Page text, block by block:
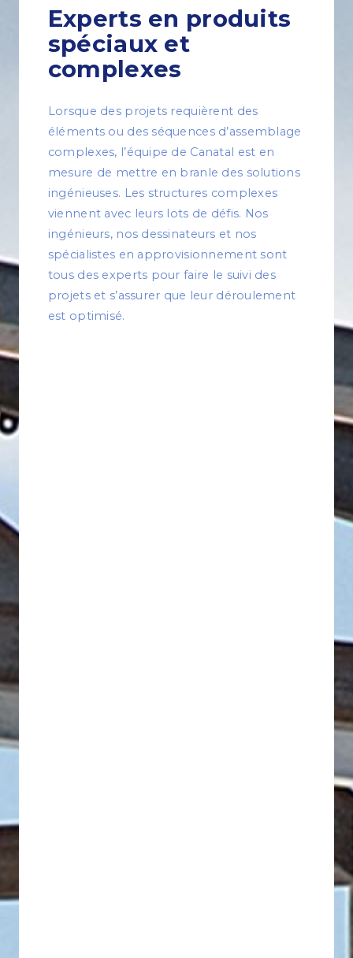
Experts en produits
spéciaux et
complexes
Lorsque des projets requièrent des
éléments ou des séquences d’assemblage
complexes, l’équipe de Canatal est en
mesure de mettre en branle des solutions
ingénieuses. Les structures complexes
viennent avec leurs lots de défis. Nos
ingénieurs, nos dessinateurs et nos
spécialistes en approvisionnement sont
tous des experts pour faire le suivi des
projets et s’assurer que leur déroulement
est optimisé.